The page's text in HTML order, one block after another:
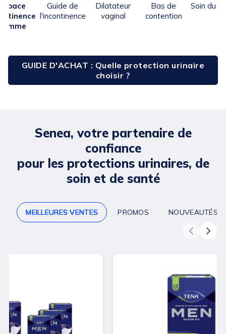
Guide de
l'incontinence
Dilatateur
vaginal
Bas de
contention
Soin du
GUIDE D'ACHAT : Quelle protection urinaire
choisir ?
Senea, votre partenaire de
confiance
pour les protections urinaires, de
soin et de santé
MEILLEURES VENTES PROMOS NOUVEAUTÉS